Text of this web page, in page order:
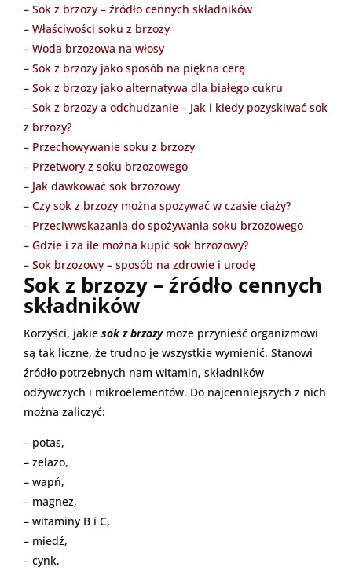
– Sok z brzozy – źródło cennych składników
– Właściwości soku z brzozy
– Woda brzozowa na włosy
– Sok z brzozy jako sposób na piękna cerę
– Sok z brzozy jako alternatywa dla białego cukru
– Sok z brzozy a odchudzanie – Jak i kiedy pozyskiwać sok
z brzozy?
– Przechowywanie soku z brzozy
– Przetwory z soku brzozowego
– Jak dawkować sok brzozowy
– Czy sok z brzozy można spożywać w czasie ciąży?
– Przeciwwskazania do spożywania soku brzozowego
– Gdzie i za ile można kupić sok brzozowy?
– Sok brzozowy – sposób na zdrowie i urodę
Sok z brzozy – źródło cennych
składników
Korzyści, jakie sok z brzozymoże przynieść organizmowi
są tak liczne, że trudno je wszystkie wymienić. Stanowi
źródło potrzebnych nam witamin, składników
odżywczych i mikroelementów. Do najcenniejszych z nich
można zaliczyć:
– potas,
– żelazo,
– wapń,
– magnez,
– witaminy B i C,
– miedź,
– cynk,